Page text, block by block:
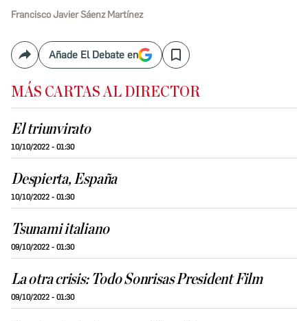
Francisco Javier Sáenz Martínez
CompartirAñade El Debate en Save
MÁS CARTAS AL DIRECTOR
El triunvirato
10/10/2022 - 01:30
Despierta, España
10/10/2022 - 01:30
Tsunami italiano
09/10/2022 - 01:30
La otra crisis: Todo Sonrisas President Film
09/10/2022 - 01:30